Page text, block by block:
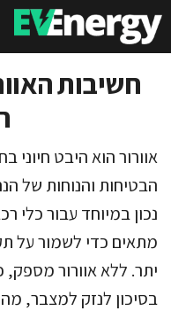
לדלג
לתוכן
חשיבות
אוורור הוא היבט חיוני
הבטיחות והנוחות של
נכון במיוחד עבור כלי
מתאים כדי לשמור על
יתר. ללא אוורור מספק,
בסיכון לנזק למצבר, מה